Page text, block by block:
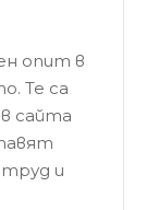
опит в
Те са
сайта
труд и